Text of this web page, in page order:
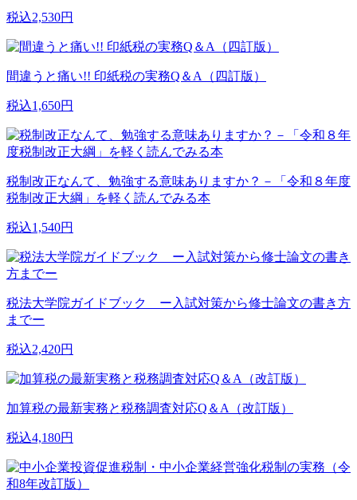
税込2,530円
間違うと痛い!! 印紙税の実務Q＆A（四訂版）
税込1,650円
税制改正なんて、勉強する意味ありますか？－「令和８年度
税制改正大綱」を軽く読んでみる本
税込1,540円
税法大学院ガイドブック ー入試対策から修士論文の書き方
までー
税込2,420円
加算税の最新実務と税務調査対応Q＆A（改訂版）
税込4,180円